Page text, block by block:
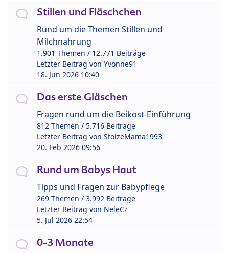
Stillen und Fläschchen
Rund um die Themen Stillen und
Milchnahrung
1.901 Themen / 12.771 Beiträge
Letzter Beitrag von Yvonne91
18. Jun 2026 10:40
Das erste Gläschen
Fragen rund um die Beikost-Einführung
812 Themen / 5.716 Beiträge
Letzter Beitrag von StolzeMama1993
20. Feb 2026 09:56
Rund um Babys Haut
Tipps und Fragen zur Babypflege
269 Themen / 3.992 Beiträge
Letzter Beitrag von NeleCz
5. Jul 2026 22:54
0-3 Monate